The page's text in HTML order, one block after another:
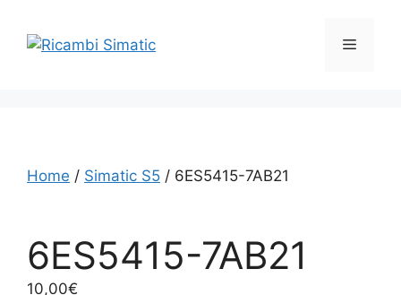
contenuto
Menu
Home / Simatic S5 / 6ES5415-7AB21
6ES5415-7AB21
10,00€